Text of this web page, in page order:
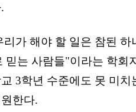
가 해야 할 일은 참된
믿는 사람들"이라는 학
3학년 수준에도 못 미
한다.